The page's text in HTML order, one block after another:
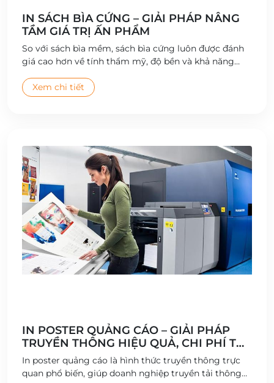
IN SÁCH BÌA CỨNG – GIẢI PHÁP NÂNG
TẦM GIÁ TRỊ ẤN PHẨM
So với sách bìa mềm, sách bìa cứng luôn được đánh
giá cao hơn về tính thẩm mỹ, độ bền và khả năng
những ấn phẩm có giá trị, cần lưu trữ lâu dài và tạo
ấn tượng chuyên nghiệp ngay từ lần đầu tiếp cận
Xem chi tiết
IN POSTER QUẢNG CÁO – GIẢI PHÁP
TRUYỀN THÔNG HIỆU QUẢ, CHI PHÍ TỐI
ƯU
In poster quảng cáo là hình thức truyền thông trực
quan phổ biến, giúp doanh nghiệp truyền tải thông